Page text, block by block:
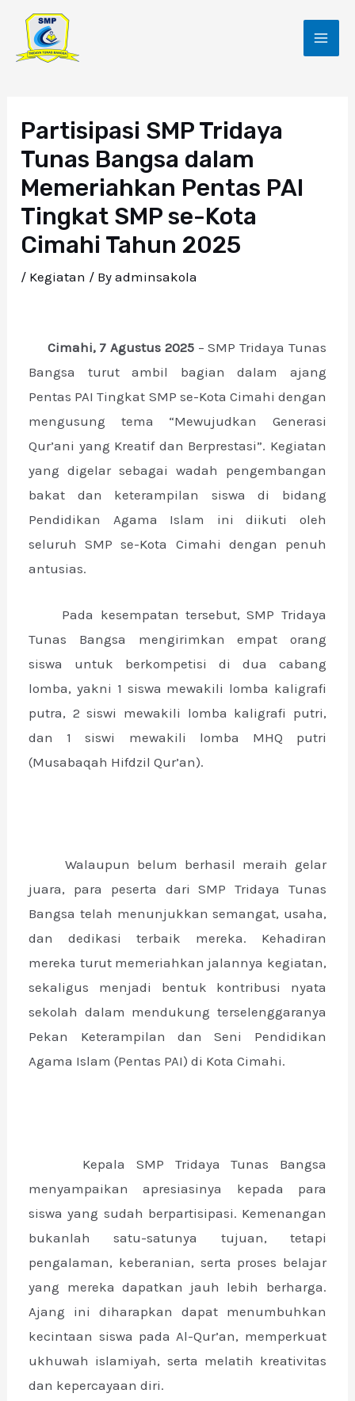
content
Partisipasi SMP Tridaya
Tunas Bangsa dalam
Memeriahkan Pentas PAI
Tingkat SMP se-Kota
Cimahi Tahun 2025
/ Kegiatan / Byadminsakola
Cimahi, 7 Agustus 2025– SMP Tridaya Tunas
Bangsa turut ambil bagian dalam ajang
Pentas PAI Tingkat SMP se-Kota Cimahi dengan
mengusung tema “Mewujudkan Generasi
Qur’ani yang Kreatif dan Berprestasi”. Kegiatan
yang digelar sebagai wadah pengembangan
bakat dan keterampilan siswa di bidang
Pendidikan Agama Islam ini diikuti oleh
seluruh SMP se-Kota Cimahi dengan penuh
antusias.
Pada kesempatan tersebut, SMP Tridaya
Tunas Bangsa mengirimkan empat orang
siswa untuk berkompetisi di dua cabang
lomba, yakni 1 siswa mewakili lomba kaligrafi
putra, 2 siswi mewakili lomba kaligrafi putri,
dan 1 siswi mewakili lomba MHQ putri
(Musabaqah Hifdzil Qur’an).
Walaupun belum berhasil meraih gelar
juara, para peserta dari SMP Tridaya Tunas
Bangsa telah menunjukkan semangat, usaha,
dan dedikasi terbaik mereka. Kehadiran
mereka turut memeriahkan jalannya kegiatan,
sekaligus menjadi bentuk kontribusi nyata
sekolah dalam mendukung terselenggaranya
Pekan Keterampilan dan Seni Pendidikan
Agama Islam (Pentas PAI) di Kota Cimahi.
Kepala SMP Tridaya Tunas Bangsa
menyampaikan apresiasinya kepada para
siswa yang sudah berpartisipasi. Kemenangan
bukanlah satu-satunya tujuan, tetapi
pengalaman, keberanian, serta proses belajar
yang mereka dapatkan jauh lebih berharga.
Ajang ini diharapkan dapat menumbuhkan
kecintaan siswa pada Al-Qur’an, memperkuat
ukhuwah islamiyah, serta melatih kreativitas
dan kepercayaan diri.
Post
navigation